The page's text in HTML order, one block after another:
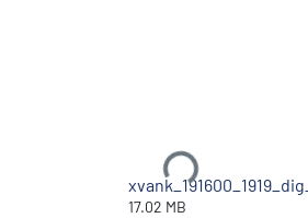
Ladataan...
17.02 MB